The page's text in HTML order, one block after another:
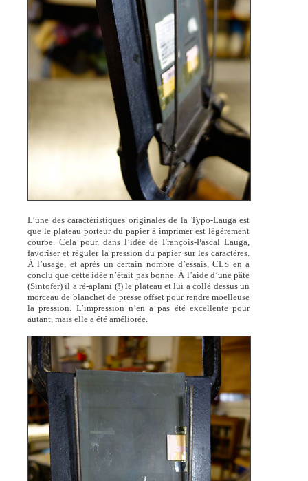
L’une des caractéristiques originales de la Typo-Lauga est
que le plateau porteur du papier à imprimer est légèrement
courbe. Cela pour, dans l’idée de François-Pascal Lauga,
favoriser et réguler la pression du papier sur les caractères.
À l’usage, et après un certain nombre d’essais, CLS en a
conclu que cette idée n’était pas bonne. À l’aide d’une pâte
(Sintofer) il a ré-aplani (!) le plateau et lui a collé dessus un
morceau de blanchet de presse offset pour rendre moelleuse
la pression. L’impression n’en a pas été excellente pour
autant, mais elle a été améliorée.